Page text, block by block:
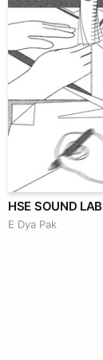
HSE SOUND LAB
E Dya Pak